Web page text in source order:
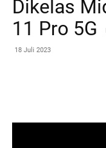
Dikelas
11 Pro 5G
18 Juli 2023